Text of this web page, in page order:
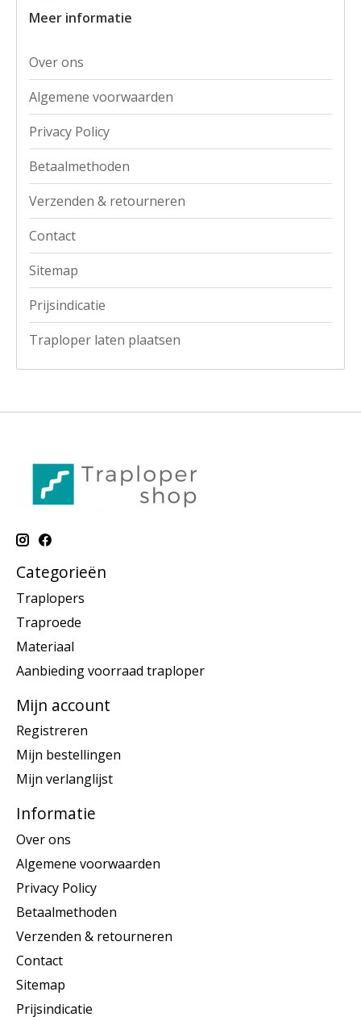
Meer informatie
Over ons
Algemene voorwaarden
Privacy Policy
Betaalmethoden
Verzenden & retourneren
Contact
Sitemap
Prijsindicatie
Traploper laten plaatsen
Categorieën
Traplopers
Traproede
Materiaal
Aanbieding voorraad traploper
Mijn account
Registreren
Mijn bestellingen
Mijn verlanglijst
Informatie
Over ons
Algemene voorwaarden
Privacy Policy
Betaalmethoden
Verzenden & retourneren
Contact
Sitemap
Prijsindicatie